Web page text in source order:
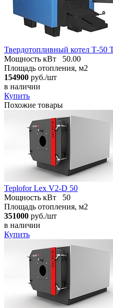
Твердотопливный котел Т-50
Мощность кВт
50.00
Площадь отопления, м2
154900 руб./шт
в наличии
Купить
Похожие товары
Teplofor Lex V2-D 50
Мощность кВт
50
Площадь отопления, м2
351000 руб./шт
в наличии
Купить